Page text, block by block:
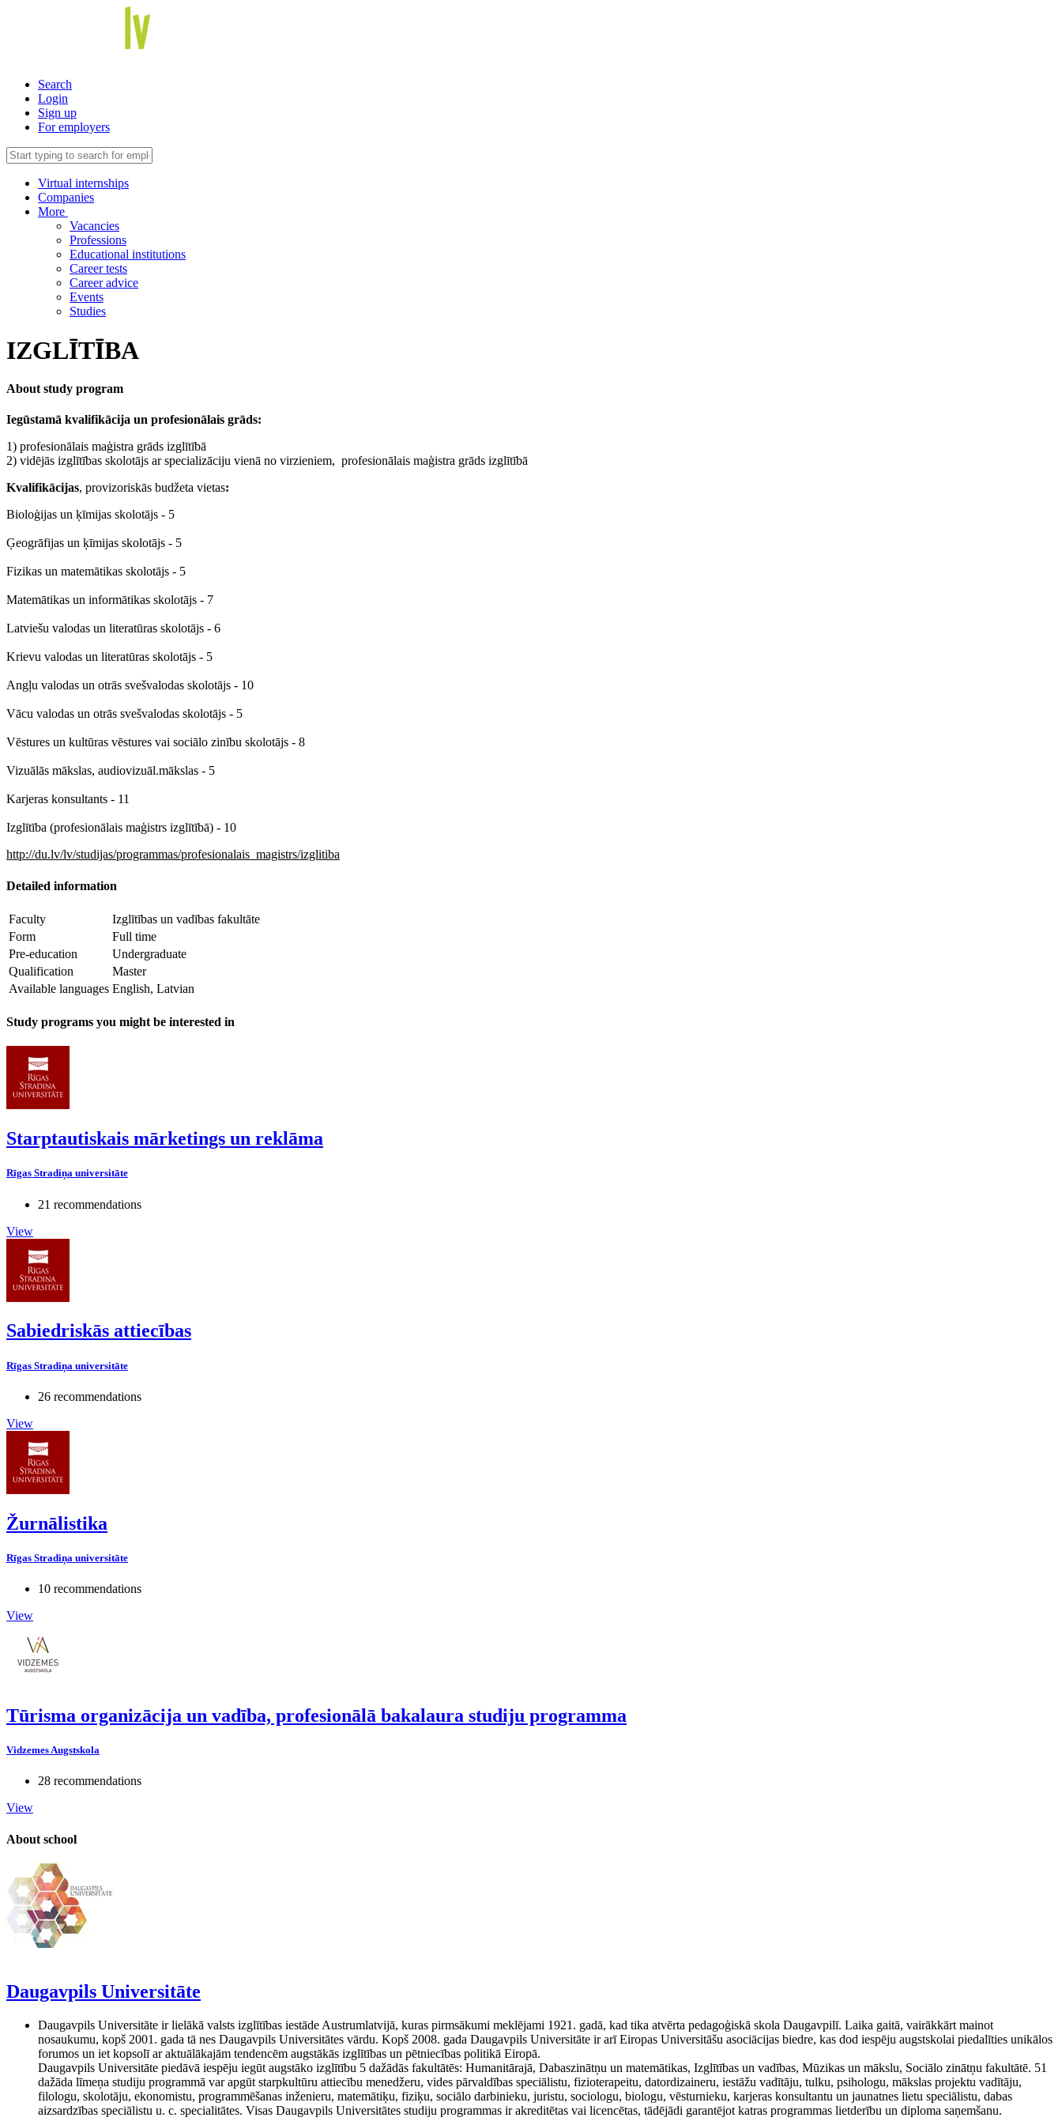
Search
Login
Sign up
For employers
Virtual internships
Companies
More
Vacancies
Professions
Educational institutions
Career tests
Career advice
Events
Studies
IZGLĪTĪBA
About study program
Iegūstamā kvalifikācija un profesionālais grāds:
1) profesionālais maģistra grāds izglītībā
2) vidējās izglītības skolotājs ar specializāciju vienā no virzieniem, profesionālais maģistra grāds izglītībā
Kvalifikācijas, provizoriskās budžeta vietas:
Bioloģijas un ķīmijas skolotājs - 5
Ģeogrāfijas un ķīmijas skolotājs - 5
Fizikas un matemātikas skolotājs - 5
Matemātikas un informātikas skolotājs - 7
Latviešu valodas un literatūras skolotājs - 6
Krievu valodas un literatūras skolotājs - 5
Angļu valodas un otrās svešvalodas skolotājs - 10
Vācu valodas un otrās svešvalodas skolotājs - 5
Vēstures un kultūras vēstures vai sociālo zinību skolotājs - 8
Vizuālās mākslas, audiovizuāl.mākslas - 5
Karjeras konsultants - 11
Izglītība (profesionālais maģistrs izglītībā) - 10
http://du.lv/lv/studijas/programmas/profesionalais_magistrs/izglitiba
Detailed information
Faculty
Izglītības un vadības fakultāte
Form
Full time
Pre-education
Undergraduate
Qualification
Master
Available languages English, Latvian
Study programs you might be interested in
Starptautiskais mārketings un reklāma
Rīgas Stradiņa universitāte
21 recommendations
View
Sabiedriskās attiecības
Rīgas Stradiņa universitāte
26 recommendations
View
Žurnālistika
Rīgas Stradiņa universitāte
10 recommendations
View
Tūrisma organizācija un vadība, profesionālā bakalaura studiju programma
Vidzemes Augstskola
28 recommendations
View
About school
Daugavpils Universitāte
Daugavpils Universitāte ir lielākā valsts izglītības iestāde Austrumlatvijā, kuras pirmsākumi meklējami 1921. gadā, kad tika atvērta pedagoģiskā skola Daugavpilī. Laika gaitā, vairākkārt mainot
nosaukumu, kopš 2001. gada tā nes Daugavpils Universitātes vārdu. Kopš 2008. gada Daugavpils Universitāte ir arī Eiropas Universitāšu asociācijas biedre, kas dod iespēju augstskolai piedalīties unikālos
forumos un iet kopsolī ar aktuālākajām tendencēm augstākās izglītības un pētniecības politikā Eiropā.
Daugavpils Universitāte piedāvā iespēju iegūt augstāko izglītību 5 dažādās fakultātēs: Humanitārajā, Dabaszinātņu un matemātikas, Izglītības un vadības, Mūzikas un mākslu, Sociālo zinātņu fakultātē. 51
dažāda līmeņa studiju programmā var apgūt starpkultūru attiecību menedžeru, vides pārvaldības speciālistu, fizioterapeitu, datordizaineru, iestāžu vadītāju, tulku, psihologu, mākslas projektu vadītāju,
filologu, skolotāju, ekonomistu, programmēšanas inženieru, matemātiķu, fiziķu, sociālo darbinieku, juristu, sociologu, biologu, vēsturnieku, karjeras konsultantu un jaunatnes lietu speciālistu, dabas
aizsardzības speciālistu u. c. specialitātes. Visas Daugavpils Universitātes studiju programmas ir akreditētas vai licencētas, tādējādi garantējot katras programmas lietderību un diploma saņemšanu.